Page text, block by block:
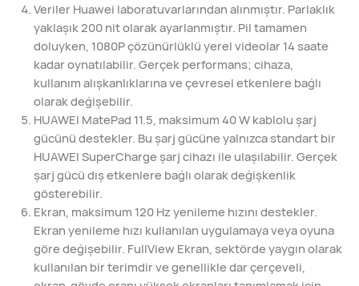
Veriler Huawei laboratuvarlarından alınmıştır. Parlaklık
yaklaşık 200 nit olarak ayarlanmıştır. Pil tamamen
doluyken, 1080P çözünürlüklü yerel videolar 14 saate
kadar oynatılabilir. Gerçek performans; cihaza,
kullanım alışkanlıklarına ve çevresel etkenlere bağlı
olarak değişebilir.
HUAWEI MatePad 11.5, maksimum 40 W kablolu şarj
gücünü destekler. Bu şarj gücüne yalnızca standart bir
HUAWEI SuperCharge şarj cihazı ile ulaşılabilir. Gerçek
şarj gücü dış etkenlere bağlı olarak değişkenlik
gösterebilir.
Ekran, maksimum 120 Hz yenileme hızını destekler.
Ekran yenileme hızı kullanılan uygulamaya veya oyuna
göre değişebilir. FullView Ekran, sektörde yaygın olarak
kullanılan bir terimdir ve genellikle dar çerçeveli,